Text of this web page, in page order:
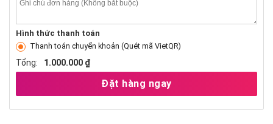
Hình thức thanh toán
Thanh toán chuyển khoản (Quét mã VietQR)
Tổng: 1.000.000 ₫
Đặt hàng ngay